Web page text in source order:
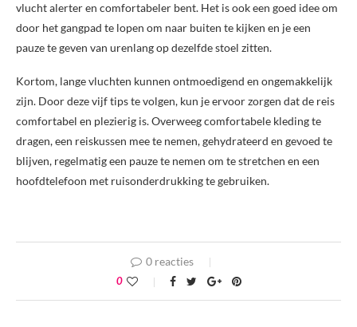
vlucht alerter en comfortabeler bent. Het is ook een goed idee om
door het gangpad te lopen om naar buiten te kijken en je een
pauze te geven van urenlang op dezelfde stoel zitten.
Kortom, lange vluchten kunnen ontmoedigend en ongemakkelijk
zijn. Door deze vijf tips te volgen, kun je ervoor zorgen dat de reis
comfortabel en plezierig is. Overweeg comfortabele kleding te
dragen, een reiskussen mee te nemen, gehydrateerd en gevoed te
blijven, regelmatig een pauze te nemen om te stretchen en een
hoofdtelefoon met ruisonderdrukking te gebruiken.
0 reacties
0